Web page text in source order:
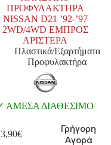
ΠΡΟΦΥΛΑΚΤΗΡΑ
NISSAN D21 ’92-’97
2WD/4WD ΕΜΠΡΟΣ
ΑΡΙΣΤΕΡΑ
Πλαστικά/Εξαρτήματα
Προφυλακτήρα
ΑΜΕΣΑ ΔΙΑΘΕΣΙΜΟ
3,90€
Γρήγορη
Αγορά